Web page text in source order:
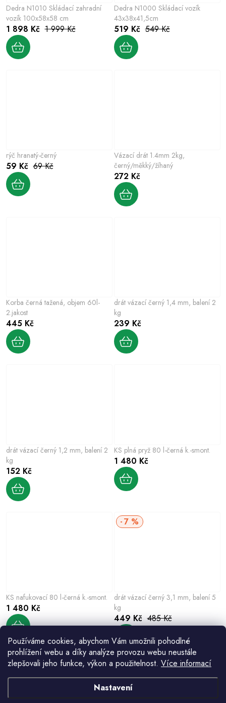
Používáme cookies, abychom Vám umožnili pohodlné
prohlížení webu a díky analýze provozu webu neustále
zlepšovali jeho funkce, výkon a použitelnost. Více informací
Nastavení
Dedra N1010 Skládací zahradní
vozík 100x58x58 cm
1 898 Kč 1 999 Kč
Dedra N1000 Skládací vozík
43x38x41,5cm
519 Kč 549 Kč
rýč hranatý-černý
59 Kč 69 Kč
Vázací drát 1.4mm 2kg,
černý/měkký/žíhaný
272 Kč
Korba černá tažená, objem 60l-
2.jakost
445 Kč
drát vázací černý 1,4 mm, balení 2
kg
239 Kč
drát vázací černý 1,2 mm, balení 2
kg
152 Kč
KS plná pryž 80 l-černá k.-smont.
1 480 Kč
KS nafukovací 80 l-černá k.-smont.
1 480 Kč
drát vázací černý 3,1 mm, balení 5
kg
7 %
449 Kč 485 Kč